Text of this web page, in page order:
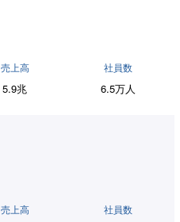
売上高
5.9兆
社員数
6.5万人
売上高 社員数